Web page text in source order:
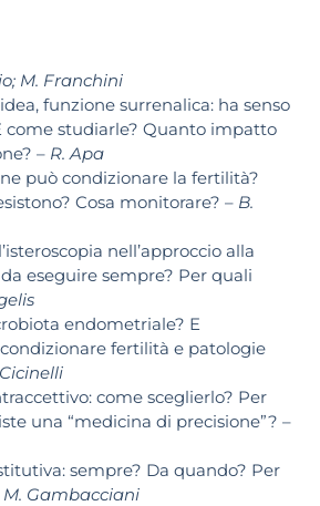
M. Franchini
funzione surrenalica: ha senso
come studiarle? Quanto impatto
– R. Apa
può condizionare la fertilità?
Cosa monitorare? – B.
nell’approccio alla
eseguire sempre? Per quali
endometriale? E
fertilità e patologie
come sceglierlo? Per
una “medicina di precisione”? –
sempre? Da quando? Per
M. Gambacciani